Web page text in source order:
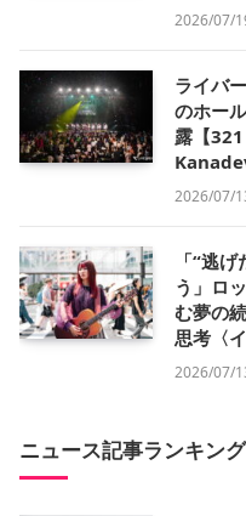
2026/07/
ライバ
のホー
露【
2026/07/
「“逃
う」ロ
む夢の
思考〈
2026/07/
ニュース記事ランキング